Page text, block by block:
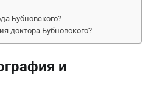
Бубновского?
доктора Бубновского?
и